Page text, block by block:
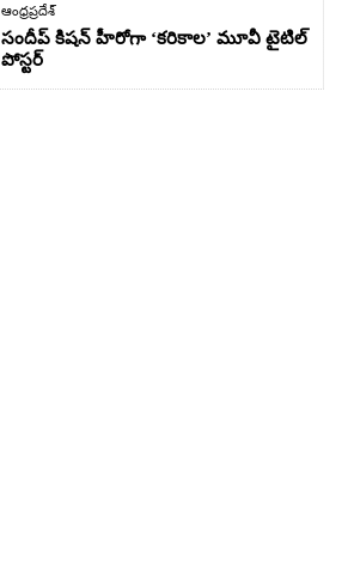
ఆంధ్రప్రదేశ్
సందీప్ కిషన్ హీరోగా ‘కరికాల’ మూవీ టైటిల్
పోస్టర్